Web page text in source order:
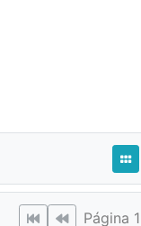
Página